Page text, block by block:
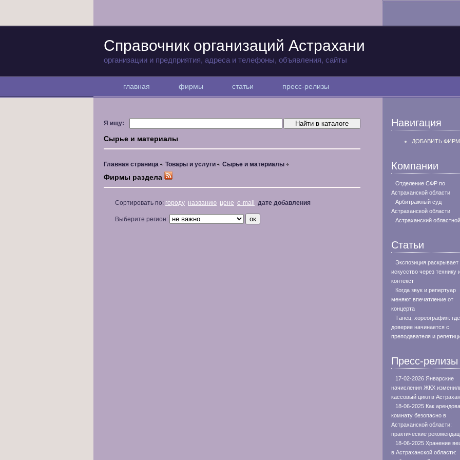
Справочник организаций Астрахани
организации и предприятия, адреса и телефоны, объявления, сайты
главная фирмы статьи пресс-релизы
Я ищу:
Сырье и материалы
Главная страница Товары и услуги Сырье и материалы
Фирмы раздела
Сортировать по: городу названию цене e-mail дате добавления
Выберите регион:
Навигация
ДОБАВИТЬ
Компании
Отделение СФР по
Астраханской области
Арбитражный суд
Астраханской области
Астраханский
Статьи
Экспозиция раскрывает
искусство через технику
контекст
Когда звук и репертуар
меняют впечатление от
концерта
Танец, хореография: где
доверие начинается с
преподавателя и
Пресс-релизы
17-02-2026 Январские
начисления ЖКХ
кассовый цикл в
18-06-2025 Как
комнату безопасно в
Астраханской области:
практические
18-06-2025 Хранение
в Астраханской области: